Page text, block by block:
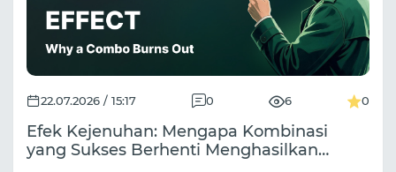
22.07.2026 / 15:17 0 6 0
Efek Kejenuhan: Mengapa Kombinasi
yang Sukses Berhenti Menghasilkan